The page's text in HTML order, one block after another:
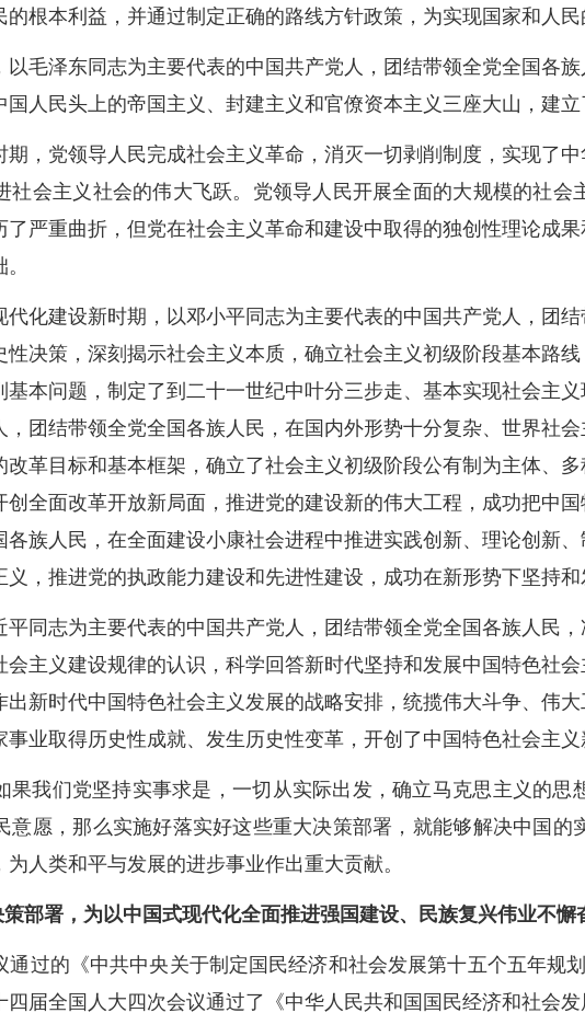
根本利益，并通过制定正确的路线方针政策，为实现国家和人民
以毛泽东同志为主要代表的中国共产党人，团结带领全党全国各
人民头上的帝国主义、封建主义和官僚资本主义三座大山，建
，党领导人民完成社会主义革命，消灭一切剥削制度，实现了
社会主义社会的伟大飞跃。党领导人民开展全面的大规模的社
严重曲折，但党在社会主义革命和建设中取得的独创性理论成
化建设新时期，以邓小平同志为主要代表的中国共产党人，团
决策，深刻揭示社会主义本质，确立社会主义初级阶段基本路
本问题，制定了到二十一世纪中叶分三步走、基本实现社会主
团结带领全党全国各族人民，在国内外形势十分复杂、世界社
革目标和基本框架，确立了社会主义初级阶段公有制为主体、
全面改革开放新局面，推进党的建设新的伟大工程，成功把中
族人民，在全面建设小康社会进程中推进实践创新、理论创新
，推进党的执政能力建设和先进性建设，成功在新形势下坚持和
平同志为主要代表的中国共产党人，团结带领全党全国各族人民
主义建设规律的认识，科学回答新时代坚持和发展中国特色社
新时代中国特色社会主义发展的战略安排，统揽伟大斗争、伟
业取得历史性成就、发生历史性变革，开创了中国特色社会主义
果我们党坚持实事求是，一切从实际出发，确立马克思主义的
意愿，那么实施好落实好这些重大决策部署，就能够解决中国
人类和平与发展的进步事业作出重大贡献。
部署，为以中国式现代化全面推进强国建设、民族复兴伟业不懈
通过的《中共中央关于制定国民经济和社会发展第十五个五年规
届全国人大四次会议通过了《中华人民共和国国民经济和社会